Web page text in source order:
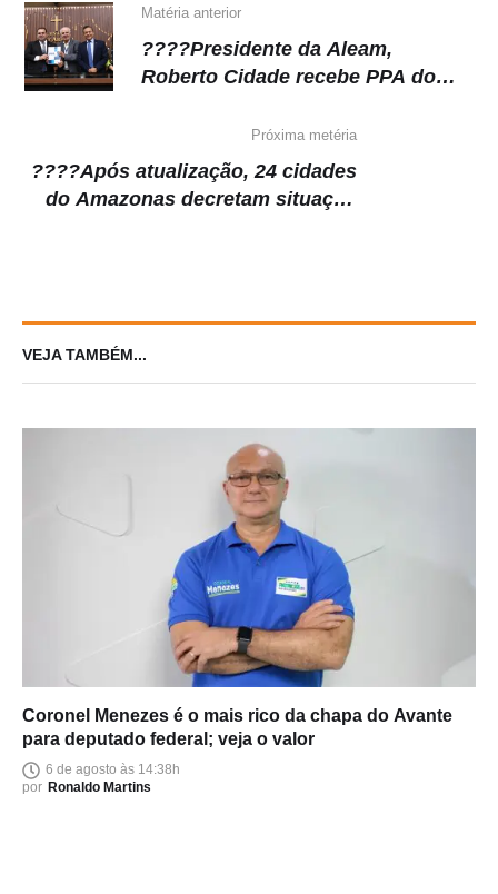
k
Matéria anterior
????Presidente da Aleam,
Roberto Cidade recebe PPA do
Próxima metéria
????Após atualização, 24 cidades
do Amazonas decretam situação
VEJA TAMBÉM...
Coronel Menezes é o mais rico da chapa do Avante
para deputado federal; veja o valor
6 de agosto às 14:38h
por Ronaldo Martins